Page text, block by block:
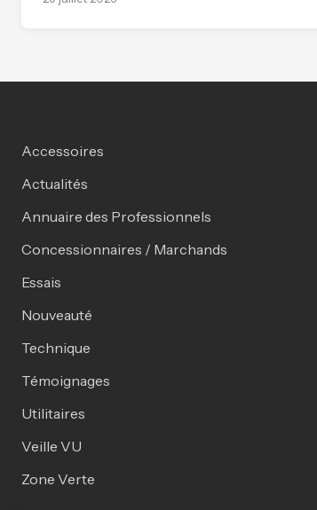
Accessoires
Actualités
Annuaire des Professionnels
Concessionnaires / Marchands
Essais
Nouveauté
Technique
Témoignages
Utilitaires
Veille VU
Zone Verte